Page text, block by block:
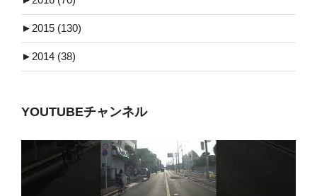
► 2015 (130)
► 2014 (38)
YOUTUBEチャンネル